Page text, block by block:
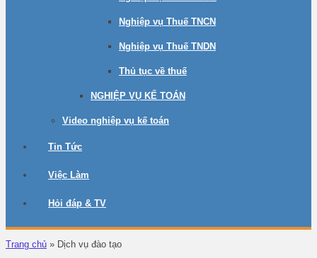
Nghiệp vụ Thuế TNCN
Nghiệp vụ Thuế TNDN
Thủ tục về thuế
NGHIỆP VỤ KẾ TOÁN
Video nghiệp vụ kế toán
Tin Tức
Việc Làm
Hỏi đáp & TV
Trang chủ » Dịch vụ đào tạo